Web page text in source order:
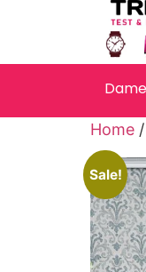
Home
Sale!